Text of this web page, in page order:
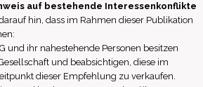
managers‘
transactions
auf bestehende Interessenkonflikte
hin, dass im Rahmen dieser Publikation
und ihr nahestehende Personen besitzen
und beabsichtigen, diese im
dieser Empfehlung zu verkaufen.